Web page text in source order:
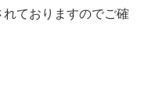
ておりますのでご確